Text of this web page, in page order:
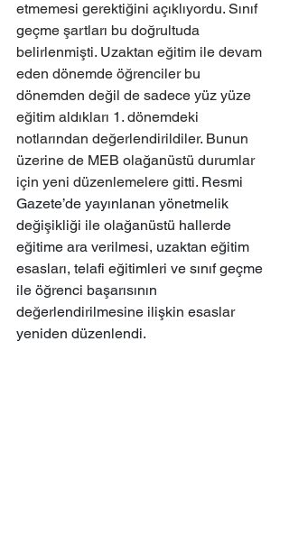
etmemesi gerektiğini açıklıyordu. Sınıf
geçme şartları bu doğrultuda
belirlenmişti. Uzaktan eğitim ile devam
eden dönemde öğrenciler bu
dönemden değil de sadece yüz yüze
eğitim aldıkları 1. dönemdeki
notlarından değerlendirildiler. Bunun
üzerine de MEB olağanüstü durumlar
için yeni düzenlemelere gitti. Resmi
Gazete’de yayınlanan yönetmelik
değişikliği ile olağanüstü hallerde
eğitime ara verilmesi, uzaktan eğitim
esasları, telafi eğitimleri ve sınıf geçme
ile öğrenci başarısının
değerlendirilmesine ilişkin esaslar
yeniden düzenlendi.